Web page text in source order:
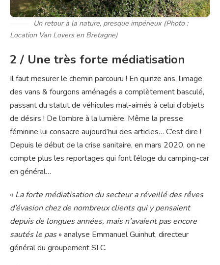
Un retour à la nature, presque impérieux (Photo :
Location Van Lovers en Bretagne)
2 / Une très forte médiatisation
Il faut mesurer le chemin parcouru ! En quinze ans, l’image
des vans & fourgons aménagés a complètement basculé,
passant du statut de véhicules mal-aimés à celui d’objets
de désirs ! De l’ombre à la lumière. Même la presse
féminine lui consacre aujourd’hui des articles… C’est dire !
Depuis le début de la crise sanitaire, en mars 2020, on ne
compte plus les reportages qui font l’éloge du camping-car
en général…
« La forte médiatisation du secteur a réveillé des rêves
d’évasion chez de nombreux clients qui y pensaient
depuis de longues années, mais n’avaient pas encore
sautés le pas» analyse Emmanuel Guinhut, directeur
général du groupement SLC.